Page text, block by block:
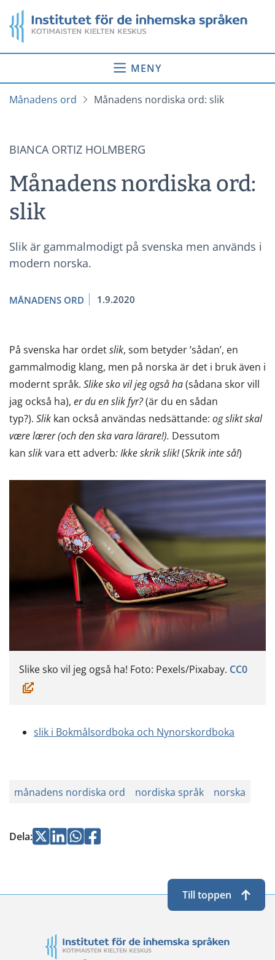
till
innehåll
Startsida
MENY
Månadens ord Månadens nordiska ord: slik
BIANCA ORTIZ HOLMBERG
Månadens nordiska ord:
slik
Slik är gammalmodigt på svenska men används i
modern norska.
MÅNADENS ORD 1.9.2020
På svenska har ordetslik, som betyder ’sådan’, en
gammalmodig klang, men på norska är det i bruk även i
modernt språk. Slike sko vil jeg også ha(sådana skor vill
jag också ha), er du en slik fyr?(är du en sådan
typ?). Slik kan också användas nedsättande: og slikt skal
være lærer (och den ska vara lärare!). Dessutom
kan slikvara ett adverb: Ikke skrik slik!(Skrik inte så!)
Slike sko vil jeg også ha! Foto: Pexels/Pixabay. CC0
slik i Bokmålsordboka och Nynorskordboka
månadens nordiska ord nordiska språk norska
Dela:Jaa Jaa Jaa
Jaa
Till toppen